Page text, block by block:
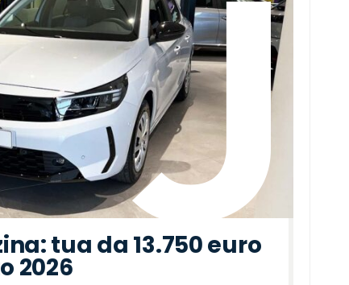
tua da 13.750 euro
2026